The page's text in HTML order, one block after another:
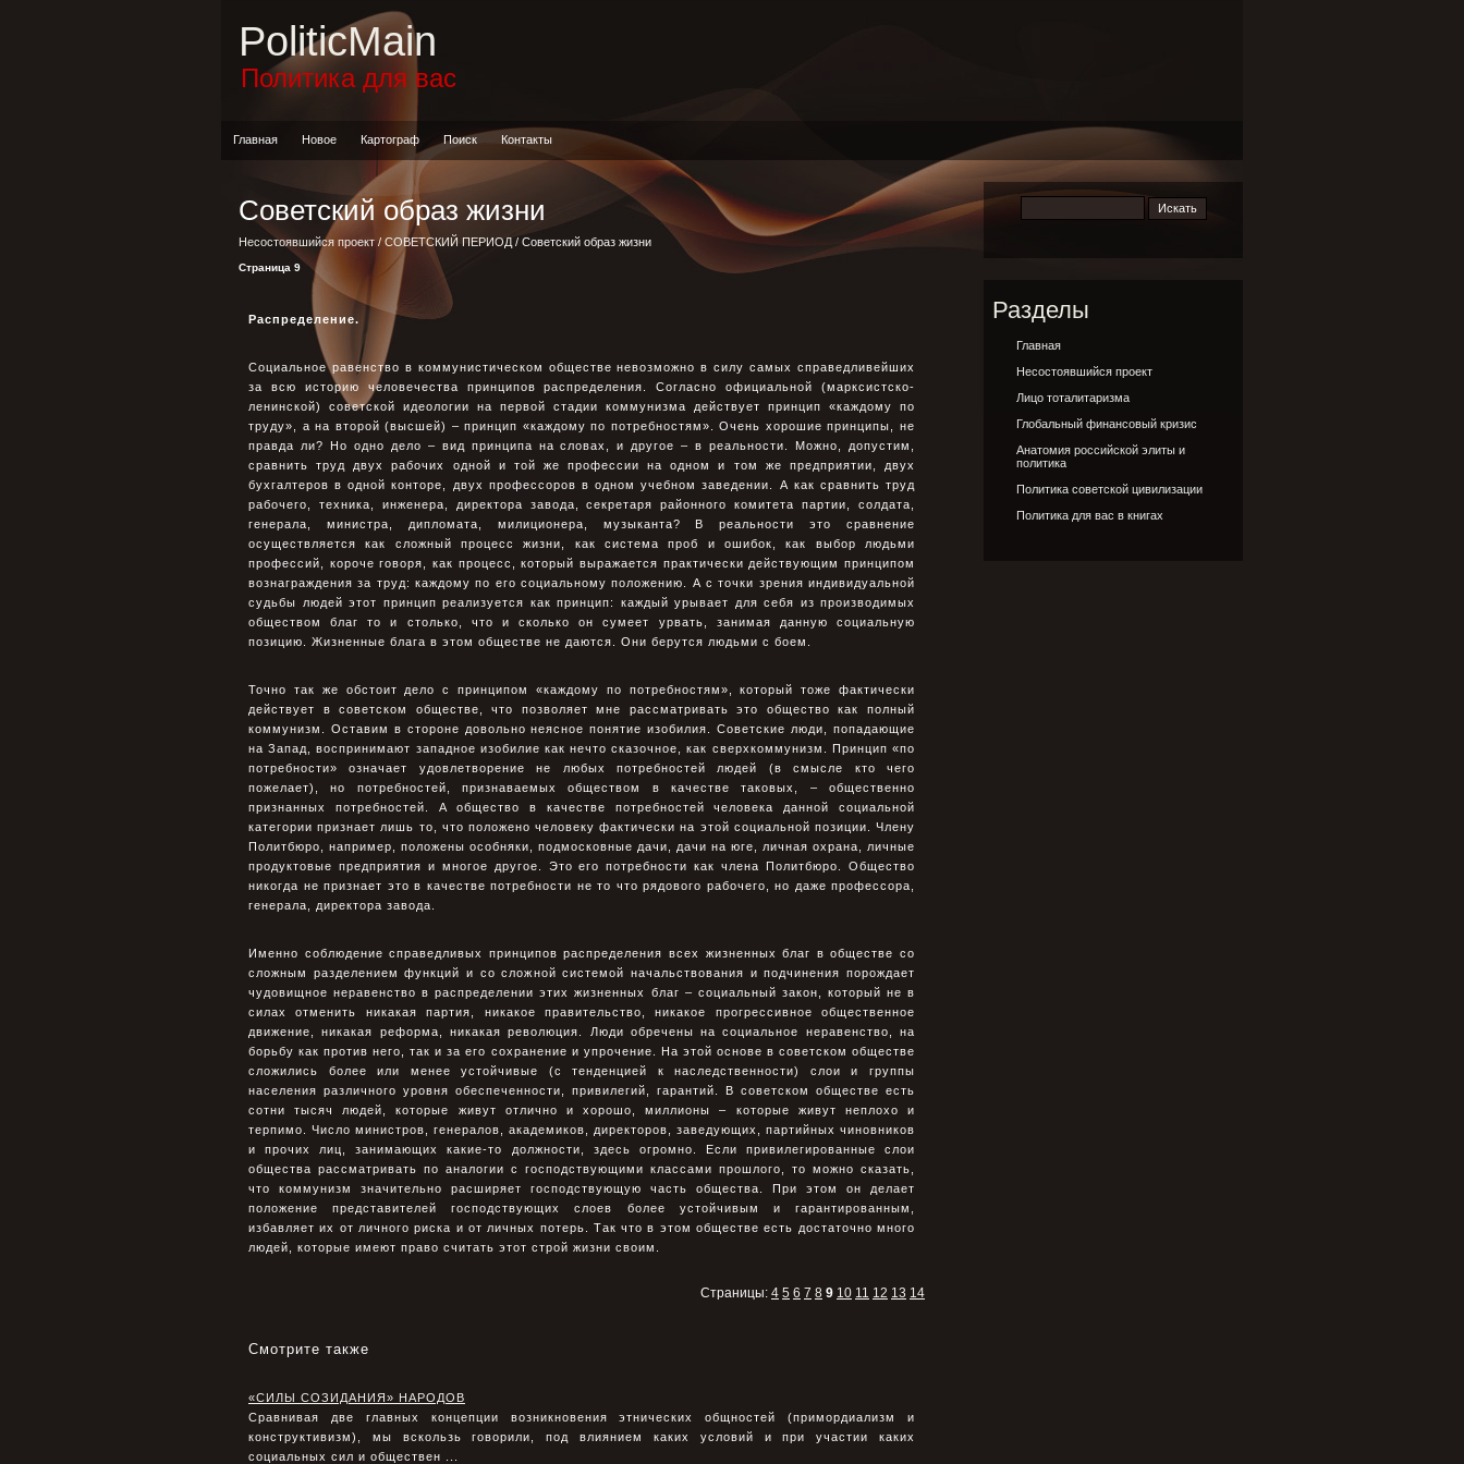
PoliticMain
Политика для вас
Главная Новое Картограф Поиск Контакты
Советский образ жизни
Несостоявшийся проект/ СОВЕТСКИЙ ПЕРИОД / Советский образ жизни
Страница 9
Распределение.
Социальное равенство в коммунистическом обществе невозможно в силу самых справедливейших
за всю историю человечества принципов распределения. Согласно официальной (марксистско-
ленинской) советской идеологии на первой стадии коммунизма действует принцип «каждому по
труду», а на второй (высшей) – принцип «каждому по потребностям». Очень хорошие принципы, не
правда ли? Но одно дело – вид принципа на словах, и другое – в реальности. Можно, допустим,
сравнить труд двух рабочих одной и той же профессии на одном и том же предприятии, двух
бухгалтеров в одной конторе, двух профессоров в одном учебном заведении. А как сравнить труд
рабочего, техника, инженера, директора завода, секретаря районного комитета партии, солдата,
генерала, министра, дипломата, милиционера, музыканта? В реальности это сравнение
осуществляется как сложный процесс жизни, как система проб и ошибок, как выбор людьми
профессий, короче говоря, как процесс, который выражается практически действующим принципом
вознаграждения за труд: каждому по его социальному положению. А с точки зрения индивидуальной
судьбы людей этот принцип реализуется как принцип: каждый урывает для себя из производимых
обществом благ то и столько, что и сколько он сумеет урвать, занимая данную социальную
позицию. Жизненные блага в этом обществе не даются. Они берутся людьми с боем.
Точно так же обстоит дело с принципом «каждому по потребностям», который тоже фактически
действует в советском обществе, что позволяет мне рассматривать это общество как полный
коммунизм. Оставим в стороне довольно неясное понятие изобилия. Советские люди, попадающие
на Запад, воспринимают западное изобилие как нечто сказочное, как сверхкоммунизм. Принцип «по
потребности» означает удовлетворение не любых потребностей людей (в смысле кто чего
пожелает), но потребностей, признаваемых обществом в качестве таковых, – общественно
признанных потребностей. А общество в качестве потребностей человека данной социальной
категории признает лишь то, что положено человеку фактически на этой социальной позиции. Члену
Политбюро, например, положены особняки, подмосковные дачи, дачи на юге, личная охрана, личные
продуктовые предприятия и многое другое. Это его потребности как члена Политбюро. Общество
никогда не признает это в качестве потребности не то что рядового рабочего, но даже профессора,
генерала, директора завода.
Именно соблюдение справедливых принципов распределения всех жизненных благ в обществе со
сложным разделением функций и со сложной системой начальствования и подчинения порождает
чудовищное неравенство в распределении этих жизненных благ – социальный закон, который не в
силах отменить никакая партия, никакое правительство, никакое прогрессивное общественное
движение, никакая реформа, никакая революция. Люди обречены на социальное неравенство, на
борьбу как против него, так и за его сохранение и упрочение. На этой основе в советском обществе
сложились более или менее устойчивые (с тенденцией к наследственности) слои и группы
населения различного уровня обеспеченности, привилегий, гарантий. В советском обществе есть
сотни тысяч людей, которые живут отлично и хорошо, миллионы – которые живут неплохо и
терпимо. Число министров, генералов, академиков, директоров, заведующих, партийных чиновников
и прочих лиц, занимающих какие-то должности, здесь огромно. Если привилегированные слои
общества рассматривать по аналогии с господствующими классами прошлого, то можно сказать,
что коммунизм значительно расширяет господствующую часть общества. При этом он делает
положение представителей господствующих слоев более устойчивым и гарантированным,
избавляет их от личного риска и от личных потерь. Так что в этом обществе есть достаточно много
людей, которые имеют право считать этот строй жизни своим.
Страницы: 4 5 6 7 8 9 10 11 12 13 14
Смотрите также
«СИЛЫ СОЗИДАНИЯ» НАРОДОВ
Сравнивая две главных концепции возникновения этнических общностей (примордиализм и
конструктивизм), мы вскользь говорили, под влиянием каких условий и при участии каких
социальных сил и обществен ...
Разделы
Главная
Несостоявшийся проект
Лицо тоталитаризма
Глобальный финансовый кризис
Анатомия российской элиты и
политика
Политика советской цивилизации
Политика для вас в книгах